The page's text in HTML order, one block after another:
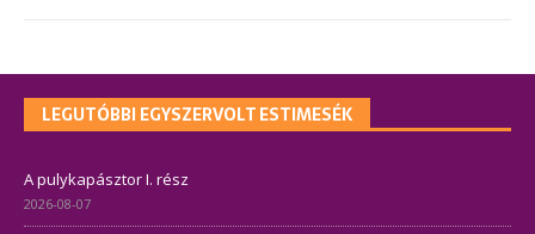
LEGUTÓBBI EGYSZERVOLT ESTIMESÉK
A pulykapásztor I. rész
2026-08-07